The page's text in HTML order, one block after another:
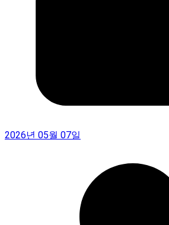
2026년 05월 07일